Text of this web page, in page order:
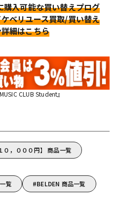
購入可能な買い替えプログ
ベリユース買取/買い替え
細はこちら
CLUB Student』
０，０００円】 商品一覧
覧
BELDEN 商品一覧